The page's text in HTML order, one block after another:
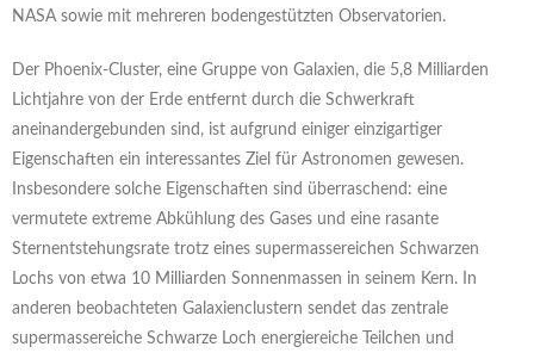
NASA sowie mit mehreren bodengestützten Observatorien.
Der Phoenix-Cluster, eine Gruppe von Galaxien, die 5,8 Milliarden
Lichtjahre von der Erde entfernt durch die Schwerkraft
aneinandergebunden sind, ist aufgrund einiger einzigartiger
Eigenschaften ein interessantes Ziel für Astronomen gewesen.
Insbesondere solche Eigenschaften sind überraschend: eine
vermutete extreme Abkühlung des Gases und eine rasante
Sternentstehungsrate trotz eines supermassereichen Schwarzen
Lochs von etwa 10 Milliarden Sonnenmassen in seinem Kern. In
anderen beobachteten Galaxienclustern sendet das zentrale
supermassereiche Schwarze Loch energiereiche Teilchen und